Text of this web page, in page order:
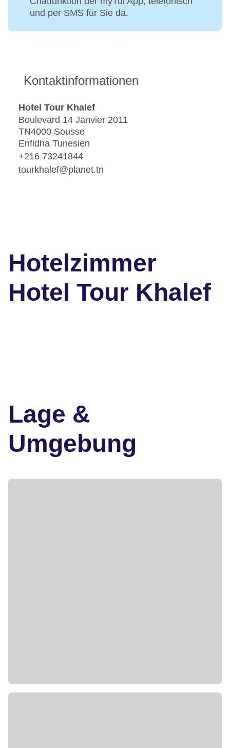
und per SMS für Sie da.
Kontaktinformationen
Hotel Tour Khalef
Boulevard 14 Janvier 2011
TN4000 Sousse
Enfidha Tunesien
+216 73241844
tourkhalef@planet.tn
Hotelzimmer
Hotel Tour Khalef
Lage &
Umgebung